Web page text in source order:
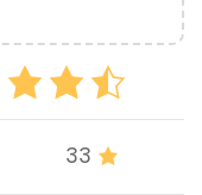
33